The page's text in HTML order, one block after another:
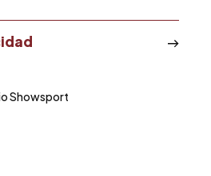
Showsport